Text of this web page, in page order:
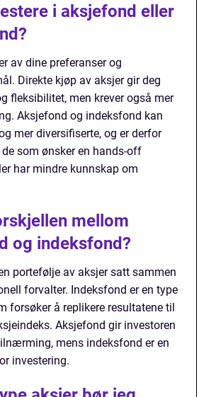
i aksjefond eller
av dine preferanser og
Direkte kjøp av aksjer gir deg
fleksibilitet, men krever også mer
Aksjefond og indeksfond kan
mer diversifiserte, og er derfor
som ønsker en hands-off
har mindre kunnskap om
mellom
og indeksfond?
portefølje av aksjer satt sammen
forvalter. Indeksfond er en type
forsøker å replikere resultatene til
Aksjefond gir investoren
mens indeksfond er en
investering.